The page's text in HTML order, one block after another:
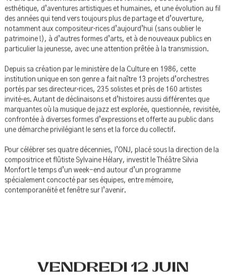
ans :
40 ans de création musicale en grande formation, de brassage
esthétique, d’aventures artistiques et humaines, et une évolution au fil
des années qui tend vers toujours plus de partage et d’ouverture,
notamment aux compositeur·rices d’aujourd’hui (sans oublier le
patrimoine !), à d’autres formes d’arts, et à de nouveaux publics en
particulier la jeunesse, avec une attention prêtée à la transmission.
Depuis sa création par le ministère de la Culture en 1986, cette
institution unique en son genre a fait naître 13 projets d’orchestres
portés par ses directeur·rices, 235 solistes et près de 160 artistes
invité·es. Autant de déclinaisons et d’histoires aussi différentes que
marquantes où la musique de jazz est explorée, questionnée, revisitée,
confrontée à diverses formes d’expressions et offerte au public dans
une démarche privilégiant le sens et la force du collectif.
Pour célébrer ses quatre décennies, l’ONJ, placé sous la direction de la
compositrice et flûtiste Sylvaine Hélary, investit le Théâtre Silvia
Monfort le temps d’un week-end autour d’un programme